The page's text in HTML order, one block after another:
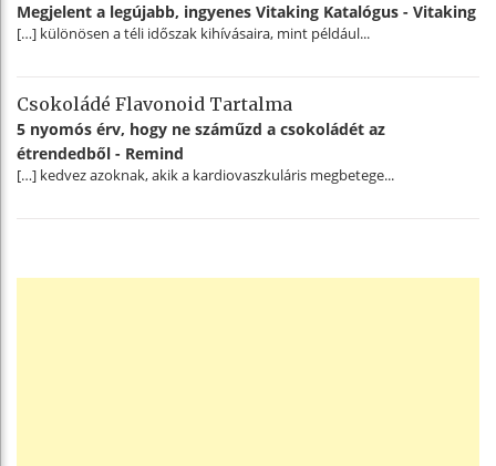
Megjelent a legújabb, ingyenes Vitaking Katalógus - Vitaking
[…] különösen a téli időszak kihívásaira, mint például...
Csokoládé Flavonoid Tartalma
5 nyomós érv, hogy ne száműzd a csokoládét az
étrendedből - Remind
[…] kedvez azoknak, akik a kardiovaszkuláris megbetege...